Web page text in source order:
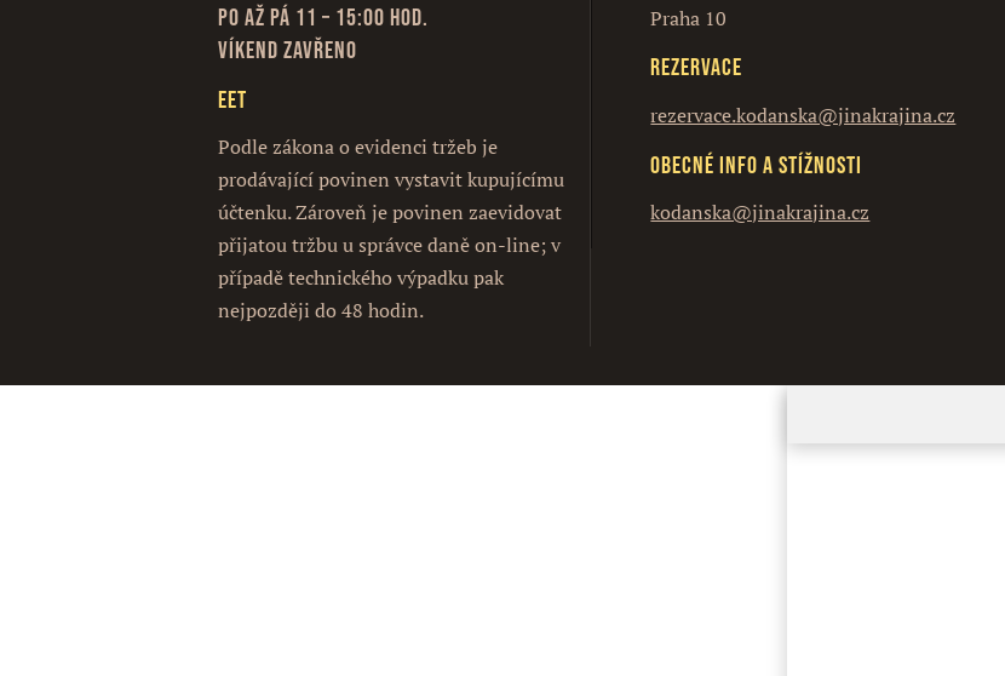
Po až Pá 11 – 15:00 hod.
Víkend zavřeno
EET
Podle zákona o evidenci tržeb je
prodávající povinen vystavit kupujícímu
účtenku. Zároveň je povinen zaevidovat
přijatou tržbu u správce daně on-line; v
případě technického výpadku pak
nejpozději do 48 hodin.
Praha 10
Rezervace
rezervace.kodanska@jinakrajina.cz
Obecné info a stížnosti
kodanska@jinakrajina.cz